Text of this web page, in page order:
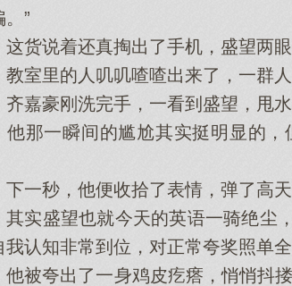
”
说着还真掏出了手机，盛望两眼
里的人叽叽喳喳出来了，一群人
豪刚洗完手，一看到盛望，甩水
一瞬间的尴尬其实挺明显的，
秒，他便收拾了表情，弹了高天
盛望也就今天的英语一骑绝尘，
我认知非常到位，对正常夸奖照单
夸出了一身鸡皮疙瘩，悄悄抖搂